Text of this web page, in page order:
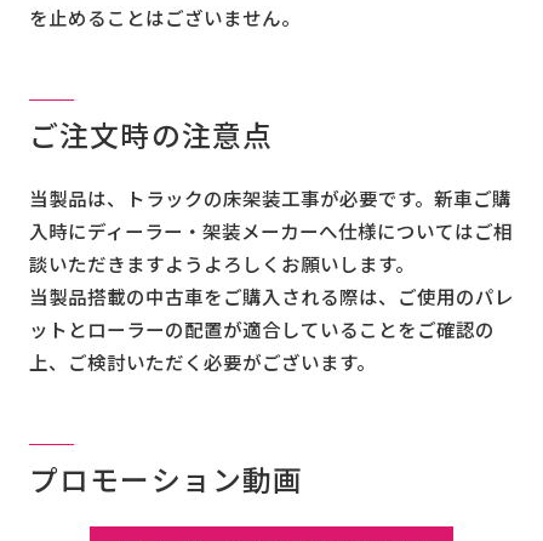
を止めることはございません。
ご注文時の注意点
当製品は、トラックの床架装工事が必要です。新車ご購
入時にディーラー・架装メーカーへ仕様についてはご相
談いただきますようよろしくお願いします。
当製品搭載の中古車をご購入される際は、ご使用のパレ
ットとローラーの配置が適合していることをご確認の
上、ご検討いただく必要がございます。
プロモーション動画